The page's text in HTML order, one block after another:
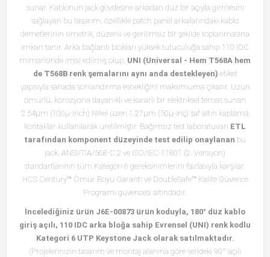
sunar. Kablonun jack gövdesine arkadan düz bir açıyla girmesini
sağlayan bu tasarım, özellikle patch panel arkalarındaki kablo
demetlerinin simetrik, düzenli ve gerilimsiz bir şekilde toplanmasına
imkan tanır. Arka bağlantı blokları yüksek tutuculuğa sahip 110 IDC
mimarisinde imal edilmiş olup, UNI (Universal - Hem T568A hem
de T568B renk şemalarını aynı anda destekleyen) etiket
yapısıyla sahada sonlandırma esnekliğini maksimuma çıkarır. Uzun
ömürlü, korozyona dayanıklı ve kararlı bir elektriksel temas sunan
2.54μm (100μ-Inch) Nikel üzeri 1.27μm (50μ-inç) saf altın kaplama
kontaklar kullanılarak üretilmiştir. Bağımsız test laboratuvarı ETL
tarafından komponent düzeyinde test edilip onaylanan bu
jack, ANSI/TIA/568-C.2 ve ISO/IEC-11801 (2. Versiyon)
standartlarının tüm Kategori 6 gereksinimlerini fazlasıyla karşılar.
HCS Century™ Ömür Boyu Garanti ve DoubleSafe™ Kalite Güvence
Programı güvencesi altındadır.
İncelediğiniz ürün J6E-00873 ürün koduyla, 180° düz kablo
giriş açılı, 110 IDC arka bloğa sahip Evrensel (UNI) renk kodlu
Kategori 6 UTP Keystone Jack olarak satılmaktadır.
(Projelerinizin tasarım ve montaj alanına göre serideki 90° açılı